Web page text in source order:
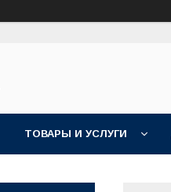
ТОВАРЫ И УСЛУГИ